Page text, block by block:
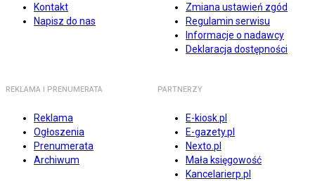
Kontakt
Napisz do nas
Zmiana ustawień zgód
Regulamin serwisu
Informacje o nadawcy
Deklaracja dostępności
REKLAMA I PRENUMERATA
Reklama
Ogłoszenia
Prenumerata
Archiwum
PARTNERZY
E-kiosk.pl
E-gazety.pl
Nexto.pl
Mała księgowość
Kancelarierp.pl